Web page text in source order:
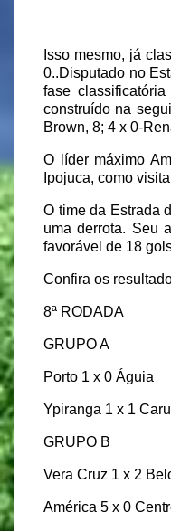
Isso mesmo, já
0..Disputado no
fase
construído na
Brown, 8; 4 x 0-
O líder máximo
Ipojuca, como
O time da Estrada
uma derrota. Seu
favorável de 18
Confira os
8ª RODADA
GRUPO A
Porto 1 x 0 Águia
Ypiranga 1 x 1
GRUPO B
Vera Cruz 1 x 2
América 5 x 0